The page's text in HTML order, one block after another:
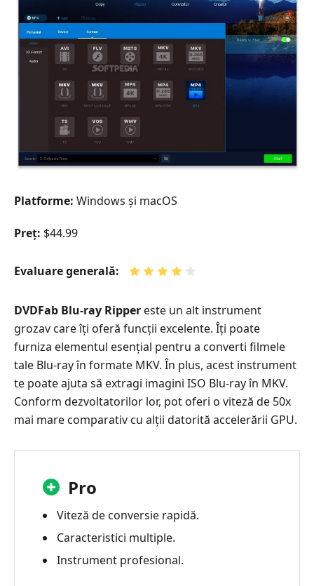
Platforme: Windows și macOS
Preț: $44.99
Evaluare generală:
DVDFab Blu-ray Ripper este un alt instrument
grozav care îți oferă funcții excelente. Îți poate
furniza elementul esențial pentru a converti filmele
tale Blu-ray în formate MKV. În plus, acest instrument
te poate ajuta să extragi imagini ISO Blu-ray în MKV.
Conform dezvoltatorilor lor, pot oferi o viteză de 50x
mai mare comparativ cu alții datorită accelerării GPU.
Pro
Viteză de conversie rapidă.
Caracteristici multiple.
Instrument profesional.